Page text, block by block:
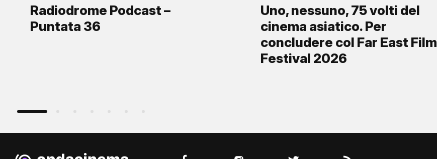
Radiodrome Podcast –
Puntata 36
Uno, nessuno, 75 volti del
cinema asiatico. Per
concludere col Far East Film
Festival 2026